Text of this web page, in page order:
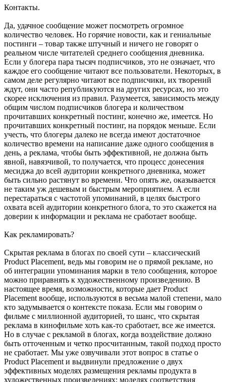
Контакты.
Да, удачное сообщение может посмотреть огромное
количество человек. Но горячие новости, как и гениальные
постинги – товар также штучный и ничего не говорят о
реальном числе читателей среднего сообщения дневника.
Если у блогера пара тысяч подписчиков, это не означает, что
каждое его сообщение читают все пользователи. Некоторых, в
самом деле регулярно читают все подписчики, их творений
ждут, они часто републикуются на других ресурсах, но это
скорее исключения из правил. Разумеется, зависимость между
общим числом подписчиков блогера и количеством
прочитавших конкретный постинг, конечно же, имеется. Но
прочитавших конкретный постинг, на порядок меньше. Если
учесть, что блогеры далеко не всегда имеют достаточное
количество времени на написание даже одного сообщения в
день, а реклама, чтобы быть эффективной, не должна быть
явной, навязчивой, то получается, что процесс донесения
месиджа до всей аудитории конкретного дневника, может
быть сильно растянут во времени. Что опять же, оказывается
не таким уж дешевым и быстрым мероприятием. А если
перестараться с частотой упоминаний, в целях быстрого
охвата всей аудитории конкретного блога, то это скажется на
доверии к информации и реклама не сработает вообще.
Как рекламировать?
Скрытая реклама в блогах по своей сути – классический
Product Placement, ведь мы говорим не о прямой рекламе, но
об интеграции упоминания марки в тело сообщения, которое
можно приравнять к художественному произведению. В
настоящее время, возможности, которые дает Product
Placement вообще, используются в весьма малой степени, мало
кто задумывается о контексте показа. Если мы говорим о
фильме с миллионной аудиторией, то шанс, что скрытая
реклама в кинофильме хоть как-то сработает, все же имеется.
Но в случае с рекламой в блогах, когда воздействие должно
быть отточенным и четко просчитанным, такой подход просто
не сработает. Мы уже озвучивали этот вопрос в статье о
Product Placement и выдвинули предложение о двух
эффективных моделях размещения рекламы продукта в
художественных произведениях: моделях соответствия